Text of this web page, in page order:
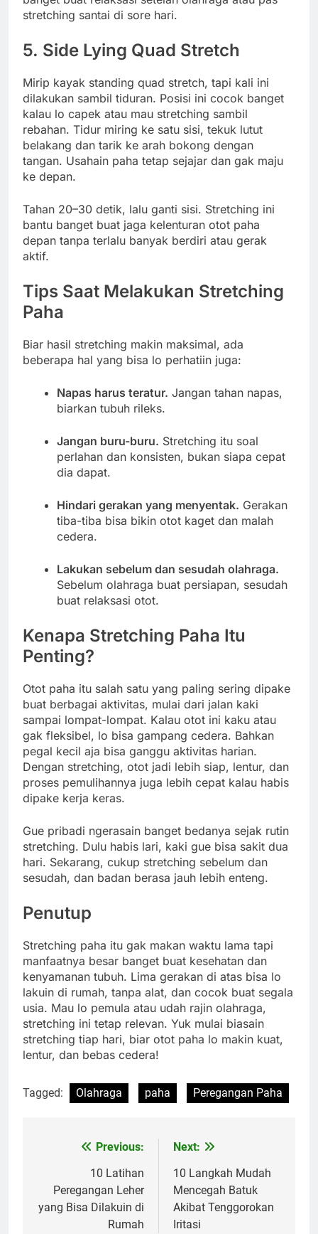
stretching santai di sore hari.
5. Side Lying Quad Stretch
Mirip kayak standing quad stretch, tapi kali ini
dilakukan sambil tiduran. Posisi ini cocok banget
kalau lo capek atau mau stretching sambil
rebahan. Tidur miring ke satu sisi, tekuk lutut
belakang dan tarik ke arah bokong dengan
tangan. Usahain paha tetap sejajar dan gak maju
ke depan.
Tahan 20–30 detik, lalu ganti sisi. Stretching ini
bantu banget buat jaga kelenturan otot paha
depan tanpa terlalu banyak berdiri atau gerak
aktif.
Tips Saat Melakukan Stretching
Paha
Biar hasil stretching makin maksimal, ada
beberapa hal yang bisa lo perhatiin juga:
Napas harus teratur. Jangan tahan napas,
biarkan tubuh rileks.
Jangan buru-buru. Stretching itu soal
perlahan dan konsisten, bukan siapa cepat
dia dapat.
Hindari gerakan yang menyentak. Gerakan
tiba-tiba bisa bikin otot kaget dan malah
cedera.
Lakukan sebelum dan sesudah olahraga.
Sebelum olahraga buat persiapan, sesudah
buat relaksasi otot.
Kenapa Stretching Paha Itu
Penting?
Otot paha itu salah satu yang paling sering dipake
buat berbagai aktivitas, mulai dari jalan kaki
sampai lompat-lompat. Kalau otot ini kaku atau
gak fleksibel, lo bisa gampang cedera. Bahkan
pegal kecil aja bisa ganggu aktivitas harian.
Dengan stretching, otot jadi lebih siap, lentur, dan
proses pemulihannya juga lebih cepat kalau habis
dipake kerja keras.
Gue pribadi ngerasain banget bedanya sejak rutin
stretching. Dulu habis lari, kaki gue bisa sakit dua
hari. Sekarang, cukup stretching sebelum dan
sesudah, dan badan berasa jauh lebih enteng.
Penutup
Stretching paha itu gak makan waktu lama tapi
manfaatnya besar banget buat kesehatan dan
kenyamanan tubuh. Lima gerakan di atas bisa lo
lakuin di rumah, tanpa alat, dan cocok buat segala
usia. Mau lo pemula atau udah rajin olahraga,
stretching ini tetap relevan. Yuk mulai biasain
stretching tiap hari, biar otot paha lo makin kuat,
lentur, dan bebas cedera!
Tagged: Olahraga paha Peregangan Paha
NavigasiPrevious:
10 Latihan
Peregangan Leher
yang Bisa Dilakuin di
Rumah
Next:
10 Langkah Mudah
Mencegah Batuk
Akibat Tenggorokan
Iritasi